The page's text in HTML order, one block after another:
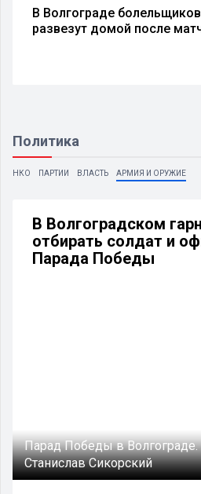
В Волгограде
развезут домой после
Политика
НКО ПАРТИИ ВЛАСТЬ АРМИЯ И ОРУЖИЕ
В Волгоградском
отбирать солдат и
Парада Победы
Парад Победы в Волгограде.
Станислав Сикорский